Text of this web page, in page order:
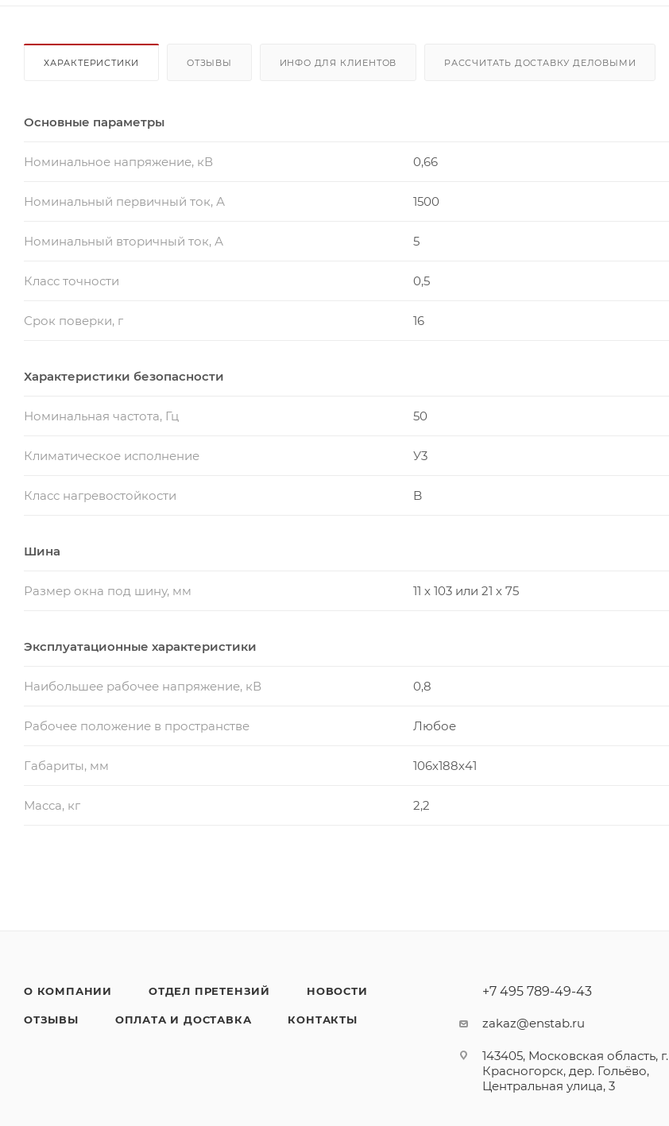
ХАРАКТЕРИСТИКИ ОТЗЫВЫ ИНФО ДЛЯ КЛИЕНТОВ РАССЧИТАТЬ ДОСТАВКУ ДЕЛОВЫМИ
Основные параметры
Номинальное напряжение, кВ 0,66
Номинальный первичный ток, А 1500
Номинальный вторичный ток, А 5
Класс точности 0,5
Срок поверки, г 16
Характеристики безопасности
Номинальная частота, Гц 50
Климатическое исполнение У3
Класс нагревостойкости B
Шина
Размер окна под шину, мм 11 х 103 или 21 х 75
Эксплуатационные характеристики
Наибольшее рабочее напряжение, кВ 0,8
Рабочее положение в пространстве Любое
Габариты, мм 106х188х41
Масса, кг 2,2
О КОМПАНИИ ОТДЕЛ ПРЕТЕНЗИЙ НОВОСТИ
ОТЗЫВЫ ОПЛАТА И ДОСТАВКА КОНТАКТЫ
+7 495 789-49-43
zakaz@enstab.ru
143405, Московская область, г.
Красногорск, дер. Гольёво,
Центральная улица, 3